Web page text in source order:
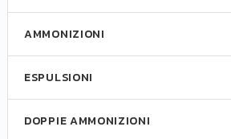
AMMONIZIONI
ESPULSIONI
DOPPIE AMMONIZIONI